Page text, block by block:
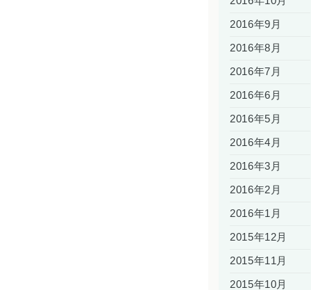
2016年9月
2016年8月
2016年7月
2016年6月
2016年5月
2016年4月
2016年3月
2016年2月
2016年1月
2015年12月
2015年11月
2015年10月